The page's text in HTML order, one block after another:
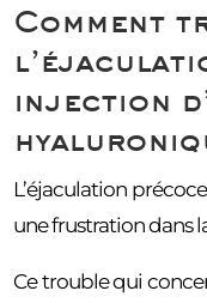
Comment
injection
L’éjaculation
une frustration dans
Ce trouble qui